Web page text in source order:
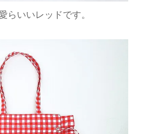
らいいレッドです。